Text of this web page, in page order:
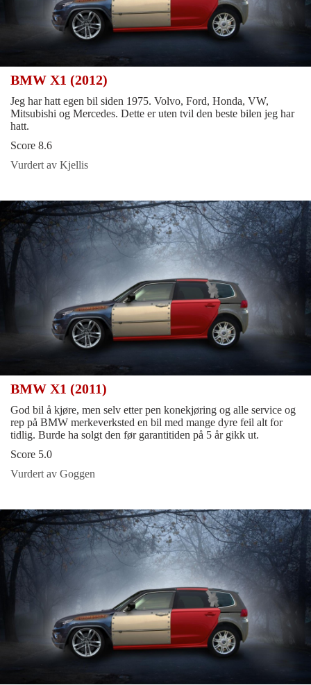
BMW X1 (2012)
Jeg har hatt egen bil siden 1975. Volvo, Ford, Honda, VW,
Mitsubishi og Mercedes. Dette er uten tvil den beste bilen jeg har
hatt.
Score 8.6
Vurdert av Kjellis
BMW X1 (2011)
God bil å kjøre, men selv etter pen konekjøring og alle service og
rep på BMW merkeverksted en bil med mange dyre feil alt for
tidlig. Burde ha solgt den før garantitiden på 5 år gikk ut.
Score 5.0
Vurdert av Goggen